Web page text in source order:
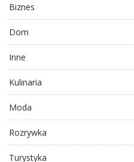
Biznes
Dom
Inne
Kulinaria
Moda
Rozrywka
Turystyka